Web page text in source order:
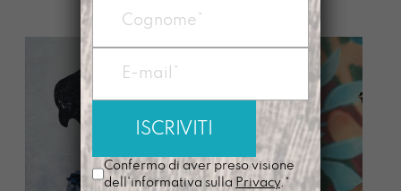
Confermo di aver preso visione
dell'informativa sulla Privacy.*